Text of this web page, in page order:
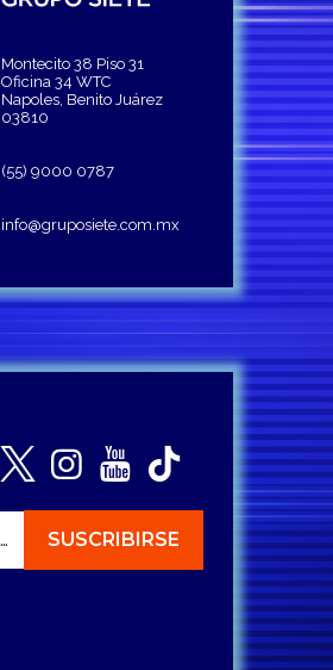
Montecito 38 Piso 31
Oficina 34 WTC
Napoles, Benito Juárez
03810
(55) 9000 0787
info@gruposiete.com.mx